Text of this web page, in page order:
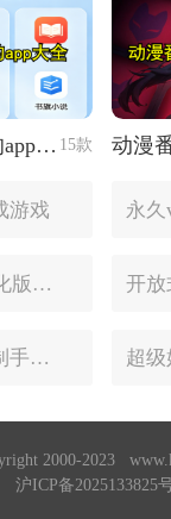
阅读番外小说的app大全 15款
游戏 永
2025纸巾盒汉化版手游推荐
不氪金的回合制手游合集
2000-2023
沪ICP备2025133825